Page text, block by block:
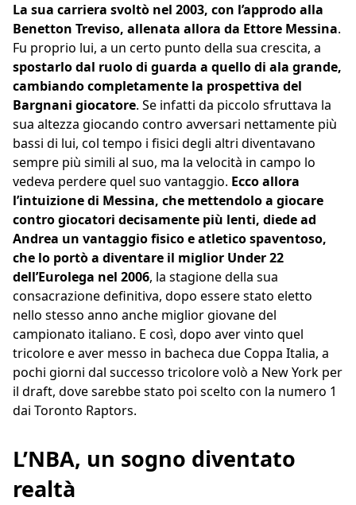
La sua carriera svoltò nel 2003, con l’approdo alla
Benetton Treviso, allenata allora da Ettore Messina.
Fu proprio lui, a un certo punto della sua crescita, a
spostarlo dal ruolo di guarda a quello di ala grande,
cambiando completamente la prospettiva del
Bargnani giocatore. Se infatti da piccolo sfruttava la
sua altezza giocando contro avversari nettamente più
bassi di lui, col tempo i fisici degli altri diventavano
sempre più simili al suo, ma la velocità in campo lo
vedeva perdere quel suo vantaggio. Ecco allora
l’intuizione di Messina, che mettendolo a giocare
contro giocatori decisamente più lenti, diede ad
Andrea un vantaggio fisico e atletico spaventoso,
che lo portò a diventare il miglior Under 22
dell’Eurolega nel 2006, la stagione della sua
consacrazione definitiva, dopo essere stato eletto
nello stesso anno anche miglior giovane del
campionato italiano. E così, dopo aver vinto quel
tricolore e aver messo in bacheca due Coppa Italia, a
pochi giorni dal successo tricolore volò a New York per
il draft, dove sarebbe stato poi scelto con la numero 1
dai Toronto Raptors.
L’NBA, un sogno diventato
realtà